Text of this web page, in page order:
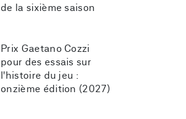
de la sixième saison
Prix Gaetano Cozzi
pour des essais sur
l'histoire du jeu :
onzième édition (2027)